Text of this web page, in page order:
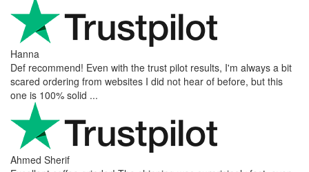
Hanna
Def recommend! Even with the trust pilot results, I'm always a bit
scared ordering from websites I did not hear of before, but this
one is 100% solid ...
Ahmed Sherif